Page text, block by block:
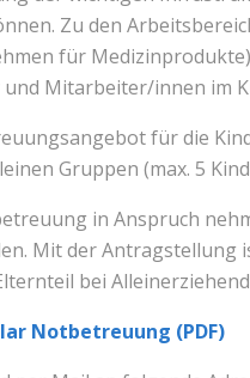
Zu den
für
Mitarbeiter/innen im
für die
Gruppen (max. 5
in Anspruch
Mit der
bei
Notbetreuung (PDF)